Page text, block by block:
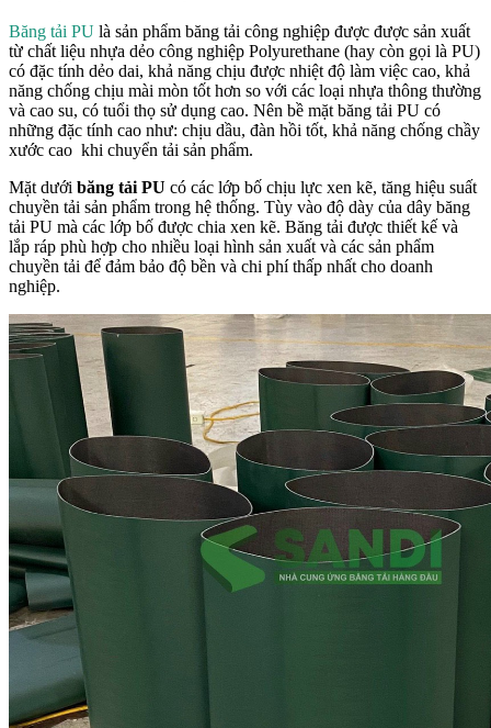
Băng tải PU là sản phẩm băng tải công nghiệp được được sản xuất
từ chất liệu nhựa dẻo công nghiệp Polyurethane (hay còn gọi là PU)
có đặc tính dẻo dai, khả năng chịu được nhiệt độ làm việc cao, khả
năng chống chịu mài mòn tốt hơn so với các loại nhựa thông thường
và cao su, có tuổi thọ sử dụng cao. Nên bề mặt băng tải PU có
những đặc tính cao như: chịu dầu, đàn hồi tốt, khả năng chống chầy
xước cao khi chuyển tải sản phẩm.
Mặt dưới băng tải PU có các lớp bố chịu lực xen kẽ, tăng hiệu suất
chuyền tải sản phẩm trong hệ thống. Tùy vào độ dày của dây băng
tải PU mà các lớp bố được chia xen kẽ. Băng tải được thiết kế và
lắp ráp phù hợp cho nhiều loại hình sản xuất và các sản phẩm
chuyền tải để đảm bảo độ bền và chi phí thấp nhất cho doanh
nghiệp.